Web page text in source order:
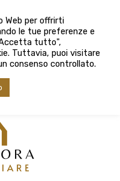
Web per offrirti
le tue preferenze e
tutto",
Tuttavia, puoi visitare
consenso controllato.